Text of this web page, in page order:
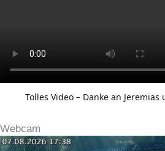
Tolles Video – Danke an
Webcam